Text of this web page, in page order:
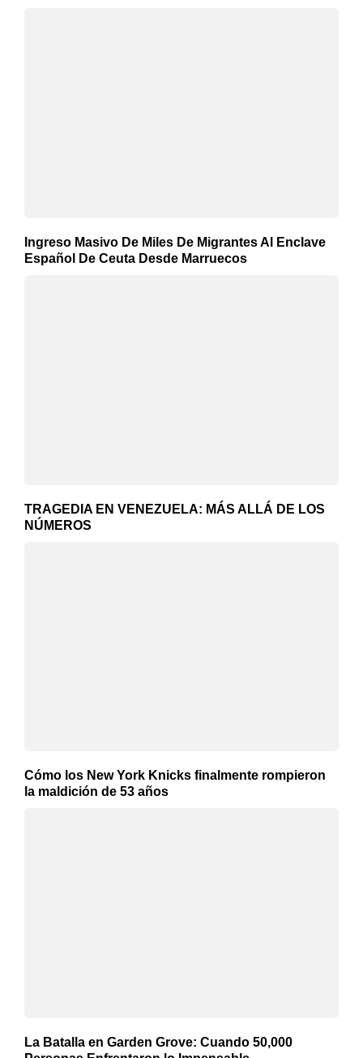
Ingreso Masivo De Miles De Migrantes Al Enclave
Español De Ceuta Desde Marruecos
TRAGEDIA EN VENEZUELA: MÁS ALLÁ DE LOS
NÚMEROS
Cómo los New York Knicks finalmente rompieron
la maldición de 53 años
La Batalla en Garden Grove: Cuando 50,000